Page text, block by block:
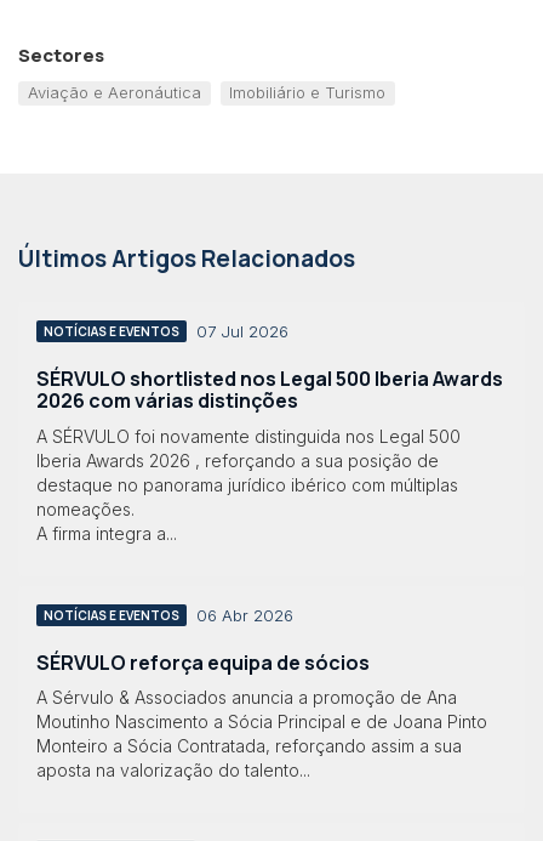
Sectores
Aviação e Aeronáutica Imobiliário e Turismo
Últimos Artigos Relacionados
NOTÍCIAS E EVENTOS 07 Jul 2026
SÉRVULO shortlisted nos Legal 500 Iberia Awards
2026 com várias distinções
A SÉRVULO foi novamente distinguida nos Legal 500
Iberia Awards 2026 , reforçando a sua posição de
destaque no panorama jurídico ibérico com múltiplas
nomeações.
A firma integra a...
NOTÍCIAS E EVENTOS 06 Abr 2026
SÉRVULO reforça equipa de sócios
A Sérvulo & Associados anuncia a promoção de Ana
Moutinho Nascimento a Sócia Principal e de Joana Pinto
Monteiro a Sócia Contratada, reforçando assim a sua
aposta na valorização do talento...